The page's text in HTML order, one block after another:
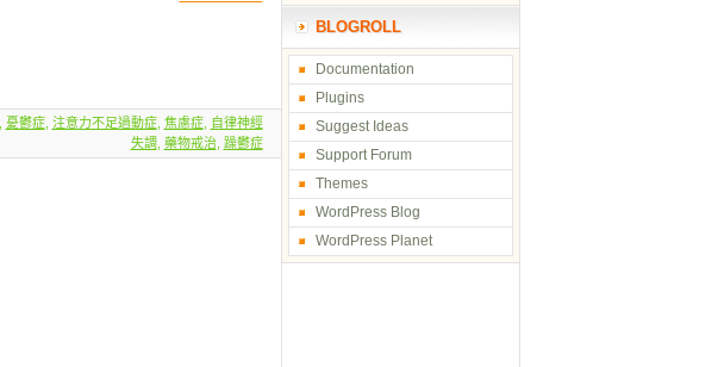
憂鬱症, 注意力不足過動症, 焦慮症, 自律神經
失調 藥物戒治, 躁鬱症
BLOGROLL
Documentation
Plugins
Suggest Ideas
Support Forum
Themes
WordPress Blog
WordPress Planet